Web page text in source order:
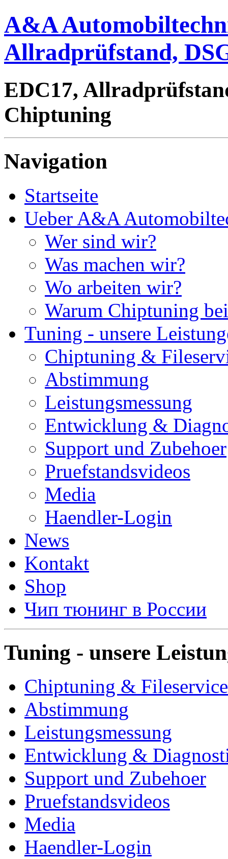
A&A
Allradprüfstand,
EDC17,
Chiptuning
Navigation
Startseite
Ueber A&A
Wer sind wir?
Was machen wir?
Wo arbeiten wir?
Warum Chiptuning
Tuning - unsere
Chiptuning &
Abstimmung
Leistungsmessung
Entwicklung &
Support und Zubehoer
Pruefstandsvideos
Media
Haendler-Login
News
Kontakt
Shop
Чип тюнинг в России
Tuning - unsere
Chiptuning & Fileservice
Abstimmung
Leistungsmessung
Entwicklung &
Support und Zubehoer
Pruefstandsvideos
Media
Haendler-Login